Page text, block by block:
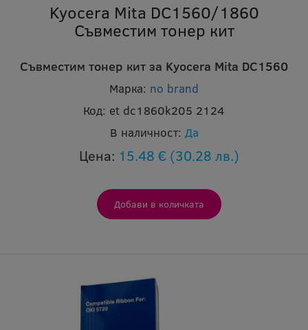
Kyocera Mita DC1560/1860
Съвместим тонер кит
Съвместим тонер кит за Kyocera Mita DC1560
Марка: no brand
Код: et dc1860k205 2124
В наличност: Да
Цена: 15.48 € (30.28 лв.)